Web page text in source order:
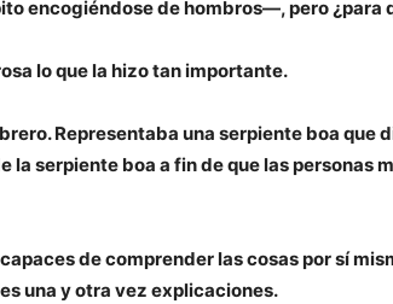
encogiéndose de hombros—, pero ¿para
lo que la hizo tan importante.
Representaba una serpiente boa que
la serpiente boa a fin de que las personas
de comprender las cosas por sí
una y otra vez explicaciones.